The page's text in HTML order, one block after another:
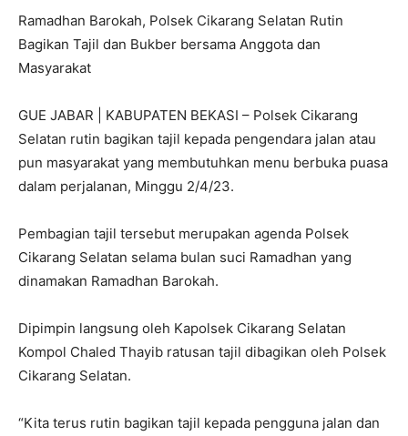
Ramadhan Barokah, Polsek Cikarang Selatan Rutin
Bagikan Tajil dan Bukber bersama Anggota dan
Masyarakat
GUE JABAR | KABUPATEN BEKASI – Polsek Cikarang
Selatan rutin bagikan tajil kepada pengendara jalan atau
pun masyarakat yang membutuhkan menu berbuka puasa
dalam perjalanan, Minggu 2/4/23.
Pembagian tajil tersebut merupakan agenda Polsek
Cikarang Selatan selama bulan suci Ramadhan yang
dinamakan Ramadhan Barokah.
Dipimpin langsung oleh Kapolsek Cikarang Selatan
Kompol Chaled Thayib ratusan tajil dibagikan oleh Polsek
Cikarang Selatan.
“Kita terus rutin bagikan tajil kepada pengguna jalan dan